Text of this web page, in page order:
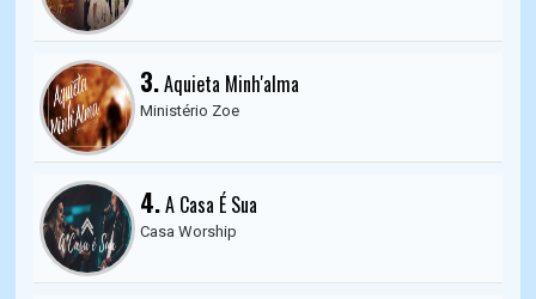
3.Aquieta Minh'alma
Ministério Zoe
4.A Casa É Sua
Casa Worship